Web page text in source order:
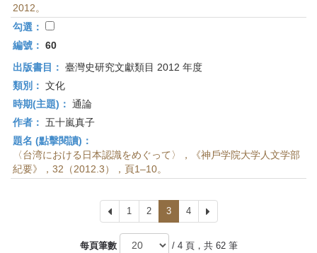
2012。
勾選：
編號： 60
出版書目： 臺灣史研究文獻類目 2012 年度
類別： 文化
時期(主題)： 通論
作者： 五十嵐真子
題名 (點擊閱讀)：
〈台湾における日本認識をめぐって〉，《神戶学院大学人文学部
紀要》，32（2012.3），頁1–10。
上
一
頁
1 2 3 4
下
一
每頁筆數
/ 4 頁，共 62 筆